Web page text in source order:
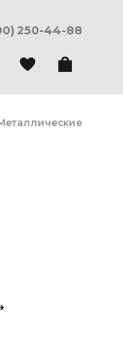
250-44-88